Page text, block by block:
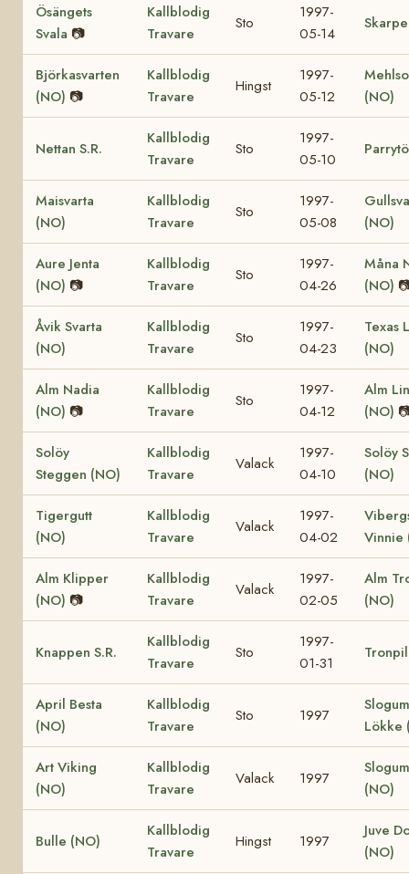
Ösängets
Svala 📷
Kallblodig
Travare
Sto
1997-
05-14
Björkasvarten
(NO) 📷
Kallblodig
Travare
Hingst
1997-
05-12
(NO)
Nettan S.R.
Kallblodig
Travare
Sto
1997-
05-10
Maisvarta
(NO)
Kallblodig
Travare
Sto
1997-
05-08
(NO)
Aure Jenta
(NO) 📷
Kallblodig
Travare
Sto
1997-
04-26
Måna
(NO)
Åvik Svarta
(NO)
Kallblodig
Travare
Sto
1997-
04-23
Texas
(NO)
Alm Nadia
(NO) 📷
Kallblodig
Travare
Sto
1997-
04-12
Alm
(NO)
Solöy
Steggen (NO)
Kallblodig
Travare
Valack
1997-
04-10
Solöy
(NO)
Tigergutt
(NO)
Kallblodig
Travare
Valack
1997-
04-02
Vinnie
Alm Klipper
(NO) 📷
Kallblodig
Travare
Valack
1997-
02-05
Alm
(NO)
Knappen S.R.
Kallblodig
Travare
Sto
1997-
01-31
April Besta
(NO)
Kallblodig
Travare
Sto 1997
Slogum
Lökke
Art Viking
(NO)
Kallblodig
Travare
Valack 1997
(NO)
Bulle (NO)
Kallblodig
Travare
Hingst 1997
Juve
(NO)